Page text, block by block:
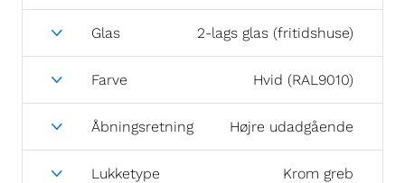
Glas 2-lags glas (fritidshuse)
Farve Hvid (RAL9010)
Åbningsretning Højre udadgående
Lukketype Krom greb